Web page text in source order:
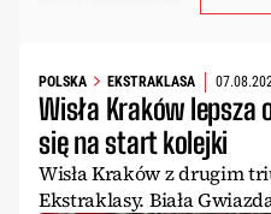
POLSKA EKSTRAKLASA
Wisła Kraków lepsza
się na start kolejki
Wisła Kraków z drugim
Ekstraklasy. Biała